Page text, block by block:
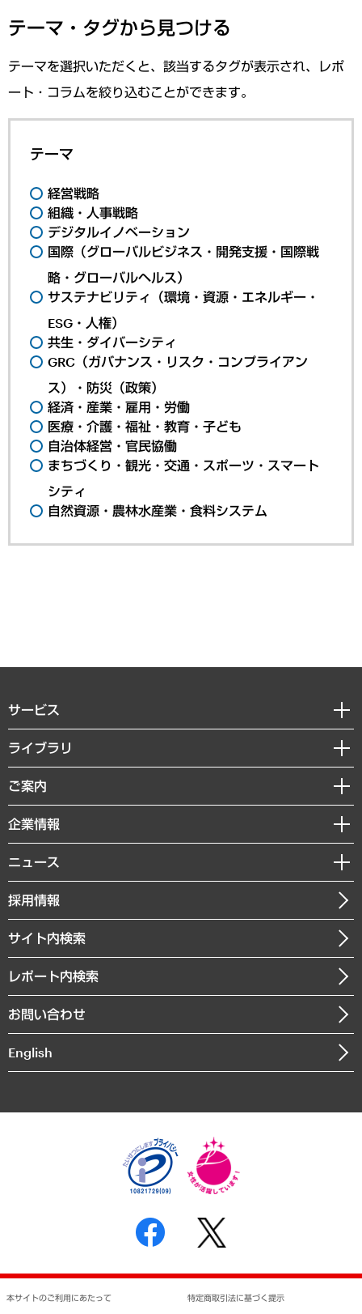
テーマ・タグから見つける
テーマを選択いただくと、該当するタグが表示され、レポ
ート・コラムを絞り込むことができます。
テーマ
経営戦略
組織・人事戦略
デジタルイノベーション
国際（グローバルビジネス・開発支援・国際戦
略・グローバルヘルス）
サステナビリティ（環境・資源・エネルギー・
ESG・人権）
共生・ダイバーシティ
GRC（ガバナンス・リスク・コンプライアン
ス）・防災（政策）
経済・産業・雇用・労働
医療・介護・福祉・教育・子ども
自治体経営・官民協働
まちづくり・観光・交通・スポーツ・スマート
シティ
自然資源・農林水産業・食料システム
サービス
経営戦略
組織・人事戦略
デジタルイノベーション
共生・ダイバーシティ
GRC（ガバナンス・リスク・コンプライアンス）・防災（政策）
経済・産業・雇用・労働
まちづくり・観光・交通・スポーツ・スマートシティ
自然資源・農林水産業・食料システム
ライブラリ
経済調査
レポート
コラム
経営用語集
受託・受注実績（官公庁関連）
メディア掲載・出演
ご案内
セミナー・イベント情報
MUFGビジネスセミナー
受託案件情報
企業情報
私たちの想い
社長メッセージ
会社概要
沿革
組織図・本部部室紹介
インドネシア現地法人
個人情報保護方針
反社会的勢力に対する基本方針
書面による個人情報の開示等の請求の手続きについて
ニュース
ニュースリリース
お知らせ
採用情報
サイト内検索
レポート内検索
お問い合わせ
English
本サイトのご利用にあたって 特定商取引法に基づく提示